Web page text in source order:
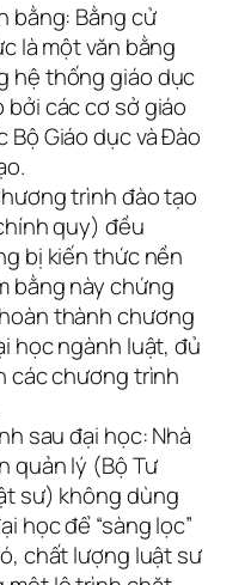
bằng: Bằng cử
là một văn bằng
hệ thống giáo dục
các cơ sở giáo
Giáo dục và Đào
trình đào tạo
quy) đều
bị kiến thức nền
bằng này chứng
thành chương
học ngành luật, đủ
các chương trình
sau đại học: Nhà
quản lý (Bộ Tư
sư) không dùng
học để “sàng lọc”
chất lượng luật sư